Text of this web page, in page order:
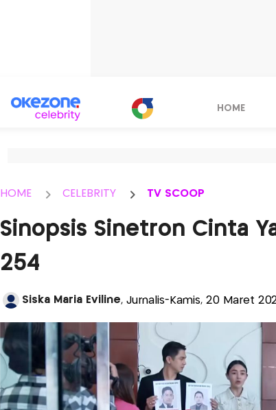
HOME
HOME CELEBRITY TV SCOOP
Sinopsis Sinetron Cinta
254
Siska Maria Eviline, Jurnalis-Kamis, 20 Maret